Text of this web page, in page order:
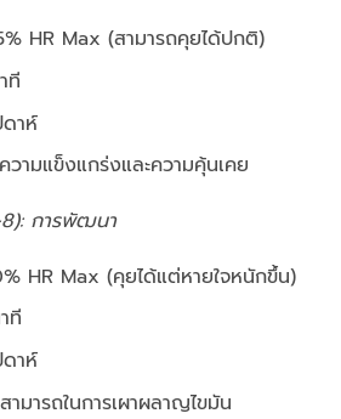
HR Max (สามารถคุยได้ปกติ)
ที
าห์
วามแข็งแกร่งและความคุ้นเคย
การพัฒนา
HR Max (คุยได้แต่หายใจหนักขึ้น)
ที
าห์
ามารถในการเผาผลาญไขมัน